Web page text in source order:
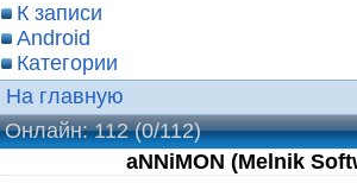
К записи
Android
Категории
На главную
Онлайн: 112(0/112)
aNNiMON (Melnik